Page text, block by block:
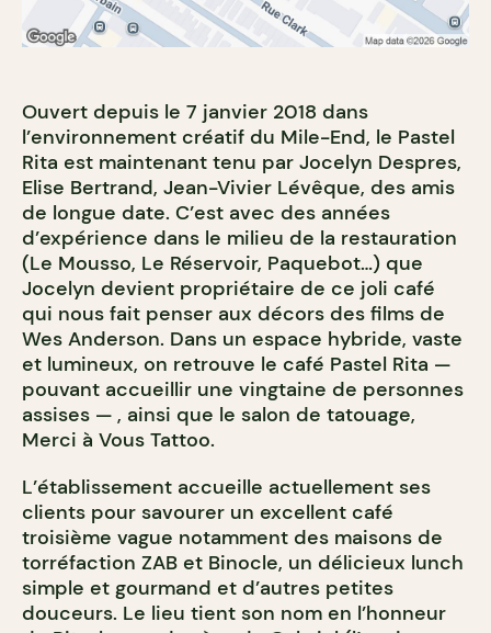
Ouvert depuis le 7 janvier 2018 dans
l’environnement créatif du Mile-End, le Pastel
Rita est maintenant tenu par Jocelyn Despres,
Elise Bertrand, Jean-Vivier Lévêque, des amis
de longue date. C’est avec des années
d’expérience dans le milieu de la restauration
(Le Mousso, Le Réservoir, Paquebot…) que
Jocelyn devient propriétaire de ce joli café
qui nous fait penser aux décors des films de
Wes Anderson. Dans un espace hybride, vaste
et lumineux, on retrouve le café Pastel Rita —
pouvant accueillir une vingtaine de personnes
assises — , ainsi que le salon de tatouage,
Merci à Vous Tattoo.
L’établissement accueille actuellement ses
clients pour savourer un excellent café
troisième vague notamment des maisons de
torréfaction ZAB et Binocle, un délicieux lunch
simple et gourmand et d’autres petites
douceurs. Le lieu tient son nom en l’honneur